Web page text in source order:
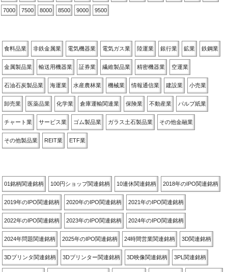
7000 7500 8000 8500 9000 9500
食料品業 非鉄金属業 電気機器業 電気ガス業 陸運業 銀行業 鉱業 鉄鋼業
金属製品業 輸送用機器業 証券業 繊維製品業 精密機器業 空運業
石油石炭製品業 海運業 水産農林業 機械業 情報通信業 建設業 小売業
卸売業 医薬品業 化学業 倉庫運輸関連業 保険業 不動産業 パルプ紙業
チャート業 サービス業 ゴム製品業 ガラス土石製品業 その他金融業
その他製品業 REIT業 ETF業
01銘柄関連銘柄 100円ショップ関連銘柄 10連休関連銘柄 2018年のIPO関連銘柄
2019年のIPO関連銘柄 2020年のIPO関連銘柄 2021年のIPO関連銘柄
2022年のIPO関連銘柄 2023年のIPO関連銘柄 2024年のIPO関連銘柄
2024年問題関連銘柄 2025年のIPO関連銘柄 24時間営業関連銘柄 3D関連銘柄
3Dプリンタ関連銘柄 3Dプリンター関連銘柄 3D映像関連銘柄 3PL関連銘柄